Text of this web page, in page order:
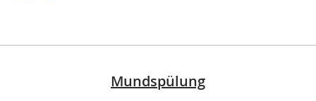
Mundspülung